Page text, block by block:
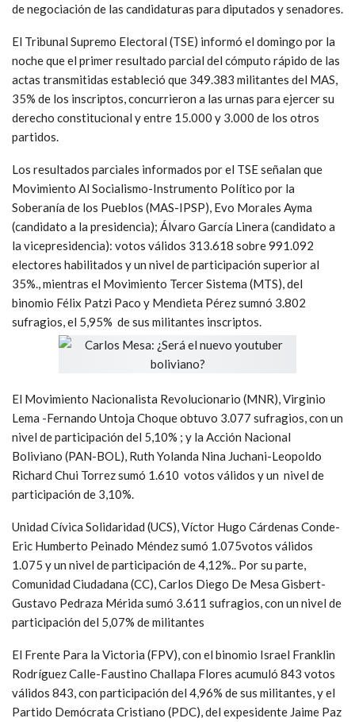
de negociación de las candidaturas para diputados y senadores.
El Tribunal Supremo Electoral (TSE) informó el domingo por la
noche que el primer resultado parcial del cómputo rápido de las
actas transmitidas estableció que 349.383 militantes del MAS,
35% de los inscriptos, concurrieron a las urnas para ejercer su
derecho constitucional y entre 15.000 y 3.000 de los otros
partidos.
Los resultados parciales informados por el TSE señalan que
Movimiento Al Socialismo-Instrumento Político por la
Soberanía de los Pueblos (MAS-IPSP), Evo Morales Ayma
(candidato a la presidencia); Álvaro García Linera (candidato a
la vicepresidencia): votos válidos 313.618 sobre 991.092
electores habilitados y un nivel de participación superior al
35%., mientras el Movimiento Tercer Sistema (MTS), del
binomio Félix Patzi Paco y Mendieta Pérez sumnó 3.802
sufragios, el 5,95% de sus militantes inscriptos.
El Movimiento Nacionalista Revolucionario (MNR), Virginio
Lema -Fernando Untoja Choque obtuvo 3.077 sufragios, con un
nivel de participación del 5,10% ; y la Acción Nacional
Boliviano (PAN-BOL), Ruth Yolanda Nina Juchani-Leopoldo
Richard Chui Torrez sumó 1.610 votos válidos y un nivel de
participación de 3,10%.
Unidad Cívica Solidaridad (UCS), Víctor Hugo Cárdenas Conde-
Eric Humberto Peinado Méndez sumó 1.075votos válidos
1.075 y un nivel de participación de 4,12%.. Por su parte,
Comunidad Ciudadana (CC), Carlos Diego De Mesa Gisbert-
Gustavo Pedraza Mérida sumó 3.611 sufragios, con un nivel de
participación del 5,07% de militantes
El Frente Para la Victoria (FPV), con el binomio Israel Franklin
Rodríguez Calle-Faustino Challapa Flores acumuló 843 votos
válidos 843, con participación del 4,96% de sus militantes, y el
Partido Demócrata Cristiano (PDC), del expesidente Jaime Paz